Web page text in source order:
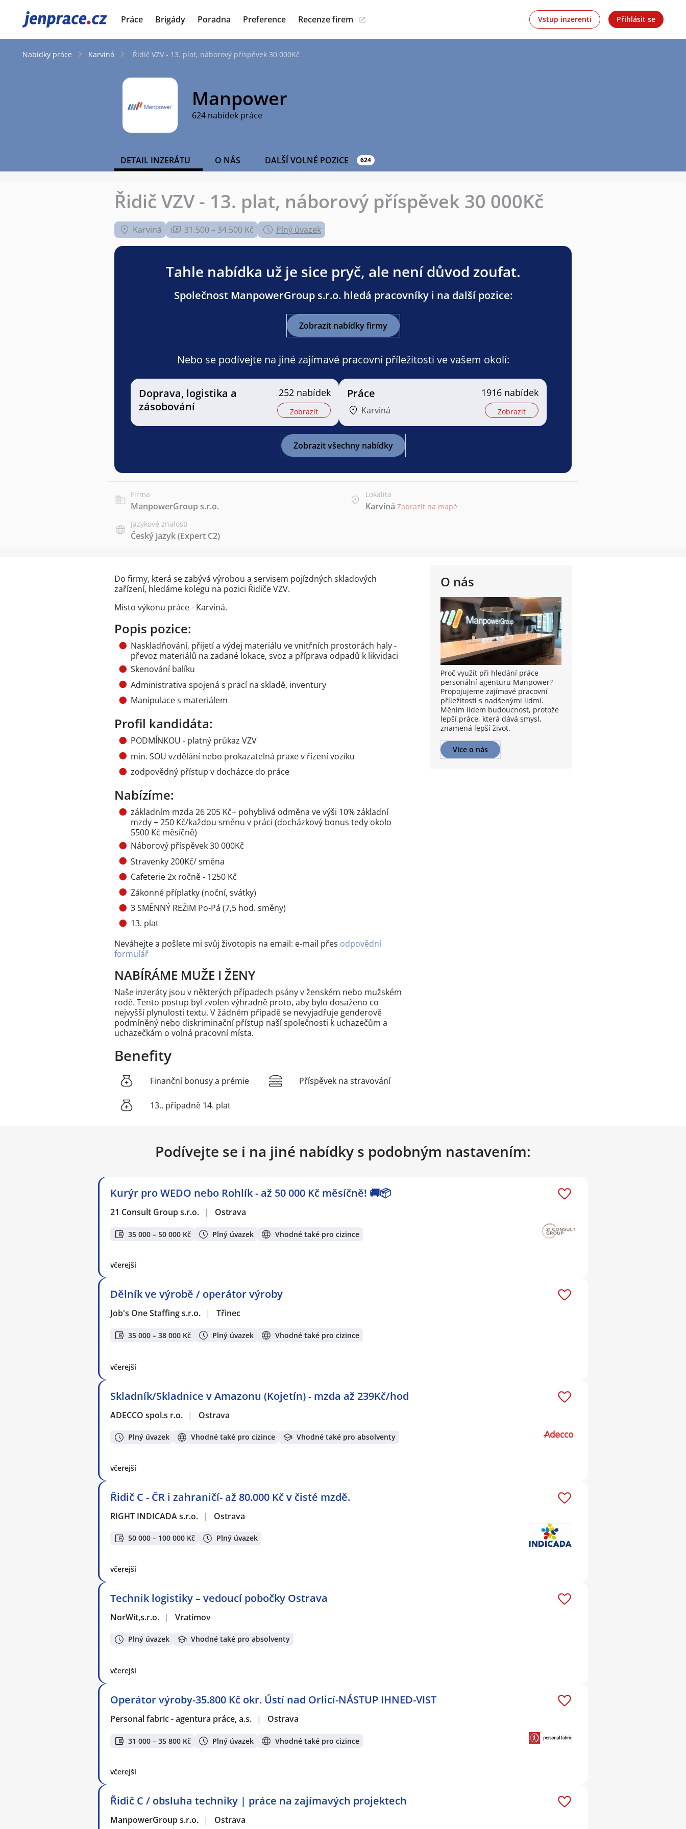
JenPráce.cz Práce Brigády Poradna Preference Recenze firem Vstup inzerenti Přihlásit se
Nabídky práce Karviná Řidič VZV - 13. plat, náborový příspěvek 30 000Kč
Manpower
624 nabídek práce
DETAIL INZERÁTU O NÁS DALŠÍ VOLNÉ POZICE 624
Řidič VZV - 13. plat, náborový příspěvek 30 000Kč
Karviná 31.500 – 34.500 Kč Plný úvazek
Tahle nabídka už je sice pryč, ale není důvod zoufat.
Společnost ManpowerGroup s.r.o. hledá pracovníky i na další pozice:
Zobrazit nabídky firmy
Nebo se podívejte na jiné zajímavé pracovní příležitosti ve vašem okolí:
Doprava, logistika a
zásobování
252 nabídek
Zobrazit
Práce
Karviná
1916 nabídek
Zobrazit
Zobrazit všechny nabídky
Firma
ManpowerGroup s.r.o.
Lokalita
Karviná Zobrazit na mapě
Jazykové znalosti
Český jazyk(Expert C2)
O nás
Proč využít při hledání práce
personální agenturu Manpower?
Propojujeme zajímavé pracovní
příležitosti s nadšenými lidmi.
Měním lidem budoucnost, protože
lepší práce, která dává smysl,
znamená lepší život.
Více o nás
Do firmy, která se zabývá výrobou a servisem pojízdných skladových
zařízení, hledáme kolegu na pozici Řidiče VZV.
Místo výkonu práce - Karviná.
Popis pozice:
Naskladňování, přijetí a výdej materiálu ve vnitřních prostorách haly -
převoz materiálů na zadané lokace, svoz a příprava odpadů k likvidaci
Skenování balíku
Administrativa spojená s prací na skladě, inventury
Manipulace s materiálem
Profil kandidáta:
PODMÍNKOU - platný průkaz VZV
min. SOU vzdělání nebo prokazatelná praxe v řízení vozíku
zodpovědný přístup v docházce do práce
Nabízíme:
základním mzda 26 205 Kč+ pohyblivá odměna ve výši 10% základní
mzdy + 250 Kč/každou směnu v práci (docházkový bonus tedy okolo
5500 Kč měsíčně)
Náborový příspěvek 30 000Kč
Stravenky 200Kč/ směna
Cafeterie 2x ročně - 1250 Kč
Zákonné příplatky (noční, svátky)
3 SMĚNNÝ REŽIM Po-Pá (7,5 hod. směny)
13. plat
Neváhejte a pošlete mi svůj životopis na email: e-mail přes odpovědní
formulář
NABÍRÁME MUŽE I ŽENY
Naše inzeráty jsou v některých případech psány v ženském nebo mužském
rodě. Tento postup byl zvolen výhradně proto, aby bylo dosaženo co
nejvyšší plynulosti textu. V žádném případě se nevyjadřuje genderově
podmíněný nebo diskriminační přístup naší společnosti k uchazečům a
uchazečkám o volná pracovní místa.
Benefity
Finanční bonusy a prémie
13., případně 14. plat
Příspěvek na stravování
Podívejte se i na jiné nabídky s podobným nastavením:
Kurýr pro WEDO nebo Rohlík - až 50 000 Kč měsíčně! 🚚📦
21 Consult Group s.r.o. | Ostrava
35 000 – 50 000 Kč Plný úvazek Vhodné také pro cizince
včerejší
Dělník ve výrobě / operátor výroby
Job's One Staffing s.r.o. | Třinec
35 000 – 38 000 Kč Plný úvazek Vhodné také pro cizince
včerejší
Skladník/Skladnice v Amazonu (Kojetín) - mzda až 239Kč/hod
ADECCO spol.s r.o. | Ostrava
Plný úvazek Vhodné také pro cizince Vhodné také pro absolventy
včerejší
Řidič C - ČR i zahraničí- až 80.000 Kč v čisté mzdě.
RIGHT INDICADA s.r.o. | Ostrava
50 000 – 100 000 Kč Plný úvazek
včerejší
Technik logistiky – vedoucí pobočky Ostrava
NorWit,s.r.o. | Vratimov
Plný úvazek Vhodné také pro absolventy
včerejší
Operátor výroby-35.800 Kč okr. Ústí nad Orlicí-NÁSTUP IHNED-VIST
Personal fabric - agentura práce, a.s. | Ostrava
31 000 – 35 800 Kč Plný úvazek Vhodné také pro cizince
včerejší
Řidič C / obsluha techniky | práce na zajímavých projektech
ManpowerGroup s.r.o. | Ostrava